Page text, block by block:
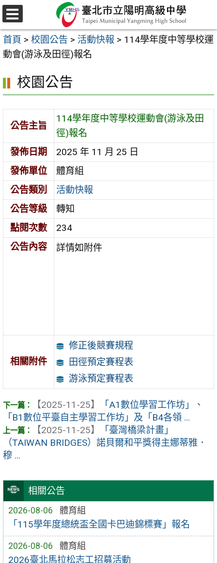
跳
至
主
要
容
區
選
單
首頁 > 校園公告 > 活動快報 > 114學年度中等學校運
動會(游泳及田徑)報名
相關公告
2026-08-06 體育組
「115學年度總統盃全國卡巴迪錦標賽」報名
2026-08-06 體育組
2026臺北馬拉松志工招募活動
校園公告
公告主旨
114學年度中等學校運動會(游泳及田
徑)報名
發佈日期
2025 年 11 月 25 日
發佈單位
體育組
公告類別
活動快報
公告等級
轉知
點閱次數
234
公告內容
詳情如附件
相關附件
修正後競賽規程
田徑預定賽程表
游泳預定賽程表
【2025-11-25】
「A1數位學習工作坊」、
「B1數位平臺自主學習工作坊」及「B4各領 ...
【2025-11-25】
「臺灣橋梁計畫」
（TAIWAN BRIDGES）諾貝爾和平獎得主娜蒂雅．
穆 ...